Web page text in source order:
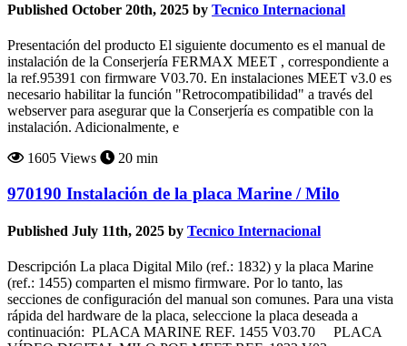
Published October 20th, 2025 by Tecnico Internacional
Presentación del producto El siguiente documento es el manual de
instalación de la Conserjería FERMAX MEET , correspondiente a
la ref.95391 con firmware V03.70. En instalaciones MEET v3.0 es
necesario habilitar la función "Retrocompatibilidad" a través del
webserver para asegurar que la Conserjería es compatible con la
instalación. Adicionalmente, e
1605 Views
20 min
970190 Instalación de la placa Marine / Milo
Published July 11th, 2025 by Tecnico Internacional
Descripción La placa Digital Milo (ref.: 1832) y la placa Marine
(ref.: 1455) comparten el mismo firmware. Por lo tanto, las
secciones de configuración del manual son comunes. Para una vista
rápida del hardware de la placa, seleccione la placa deseada a
continuación: PLACA MARINE REF. 1455 V03.70 PLACA